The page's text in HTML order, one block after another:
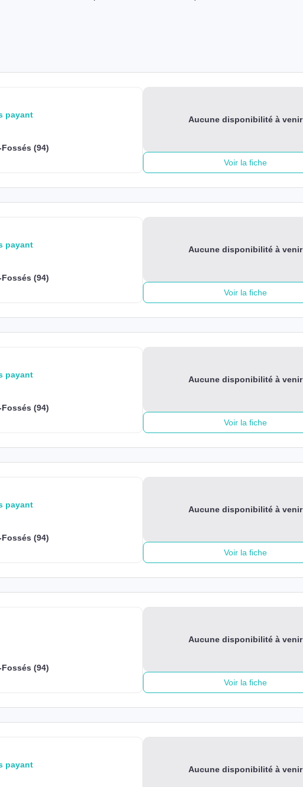
payant
(94)
Aucune disponibilité à venir
Voir la fiche
payant
(94)
Aucune disponibilité à venir
Voir la fiche
payant
(94)
Aucune disponibilité à venir
Voir la fiche
payant
(94)
Aucune disponibilité à venir
Voir la fiche
(94)
Aucune disponibilité à venir
Voir la fiche
payant Aucune disponibilité à venir